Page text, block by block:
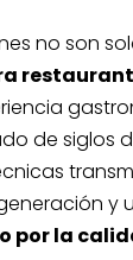
no son
de siglos
y
por la